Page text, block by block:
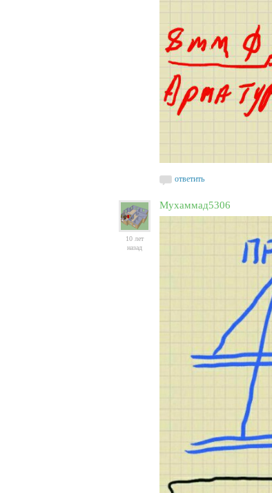
ответить
10 лет
назад
Мухаммад5306